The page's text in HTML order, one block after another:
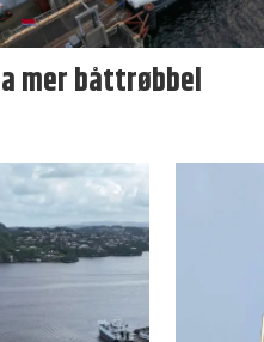
mer båttrøbbel